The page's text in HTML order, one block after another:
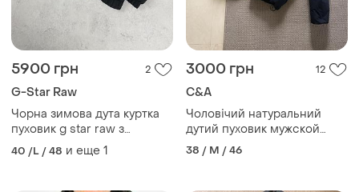
5900 грн 2
G-Star Raw
Чорна зимова дута куртка
пуховик g star raw з
принтом на спині, лого,
логотип, пуфер, тепла
40 /L / 48 и еще 1
3000 грн 12
C&A
Чоловічий натуральний
дутий пуховик мужской
натуральный дутый пуховик
курточка куртка
38 / M / 46